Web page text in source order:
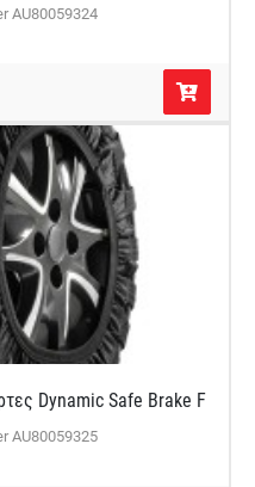
AU80059324
Dynamic Safe Brake F
AU80059325